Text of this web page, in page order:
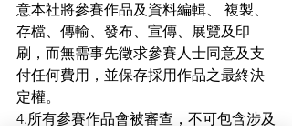
意本社將參賽作品及資料編輯、 複製、
存檔、傳輸、發布、宣傳、展覽及印
刷，而無需事先徵求參賽人士同意及支
付任何費用，並保存採用作品之最終決
定權。
4.所有參賽作品會被審查，不可包含涉及